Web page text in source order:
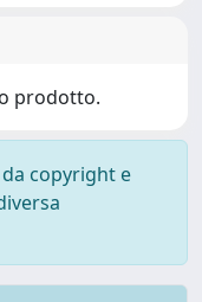
prodotto.
copyright e